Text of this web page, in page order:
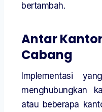
bertambah.
Antar
Cabang
Implementasi
menghubungkan
atau beberapa